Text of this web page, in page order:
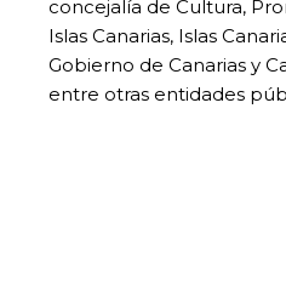
concejalía de Cultura,
Islas Canarias, Islas
Gobierno de Canarias y
entre otras entidades